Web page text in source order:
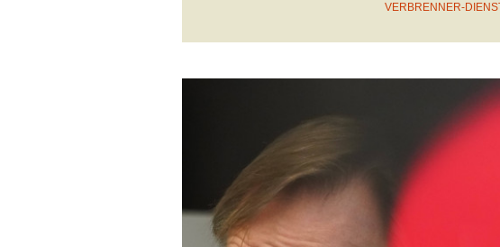
VERBRENNER-